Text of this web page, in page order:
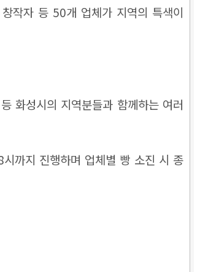
작자 등 50개 업체가 지역의 특색이
화성시의 지역분들과 함께하는 여러
까지 진행하며 업체별 빵 소진 시 종